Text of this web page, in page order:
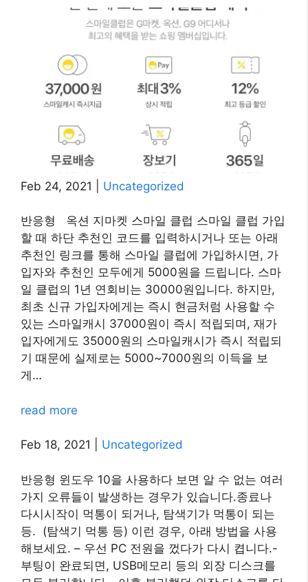
Feb 24, 2021 Uncategorized
반응형 옥션 지마켓 스마일 클럽 스마일 클럽 가입
할 때 하단 추천인 코드를 입력하시거나 또는 아래
추천인 링크를 통해 스마일 클럽에 가입하시면, 가
입자와 추천인 모두에게 5000원을 드립니다. 스마
일 클럽의 1년 연회비는 30000원입니다. 하지만,
최초 신규 가입자에게는 즉시 현금처럼 사용할 수
있는 스마일캐시 37000원이 즉시 적립되며, 재가
입자에게도 35000원의 스마일캐시가 즉시 적립되
기 때문에 실제로는 5000~7000원의 이득을 보
게…
read more
Feb 18, 2021 Uncategorized
반응형 윈도우 10을 사용하다 보면 알 수 없는 여러
가지 오류들이 발생하는 경우가 있습니다.종료나
다시시작이 먹통이 되거나, 탐색기가 먹통이 되는
등. (탐색기 먹통 등) 이런 경우, 아래 방법을 사용
해보세요. – 우선 PC 전원을 껐다가 다시 켭니다.-
부팅이 완료되면, USB메모리 등의 외장 디스크를